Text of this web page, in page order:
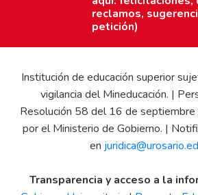
reclamos,
petición)
Institución de educación superior
vigilancia del Mineducación. |
Resolución 58 del 16 de
por el Ministerio de Gobierno. |
en
Transparencia y acceso a la